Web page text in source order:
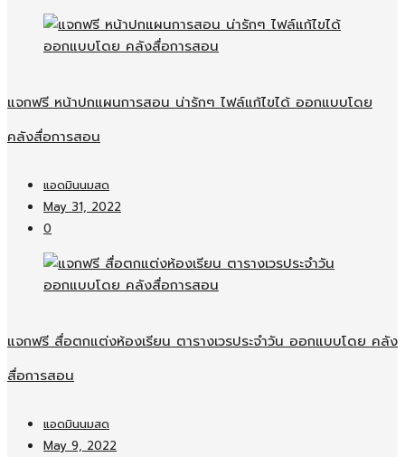
แจกฟรี หน้าปกแผนการสอน น่ารักๆ ไฟล์แก้ไขได้ ออกแบบโดย
คลังสื่อการสอน
แอดมินนมสด
May 31, 2022
0
แจกฟรี สื่อตกแต่งห้องเรียน ตารางเวรประจำวัน ออกแบบโดย คลัง
สื่อการสอน
แอดมินนมสด
May 9, 2022